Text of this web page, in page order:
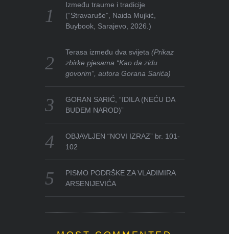
Između traume i tradicije
(“Stravaruše”, Naida Mujkić,
Buybook, Sarajevo, 2026.)
Terasa između dva svijeta(Prikaz
zbirke pjesama “Kao da zidu
govorim”, autora Gorana Sarića)
GORAN SARIĆ, “IDILA (NEĆU DA
BUDEM NAROD)”
OBJAVLJEN “NOVI IZRAZ” br. 101-
102
PISMO PODRŠKE ZA VLADIMIRA
ARSENIJEVIĆA